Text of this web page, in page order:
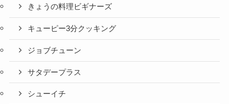
きょうの料理ビギナーズ
キューピー3分クッキング
ジョブチューン
サタデープラス
シューイチ